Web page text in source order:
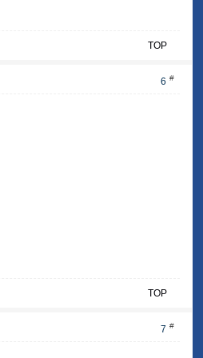
TOP
6 #
TOP
7 #